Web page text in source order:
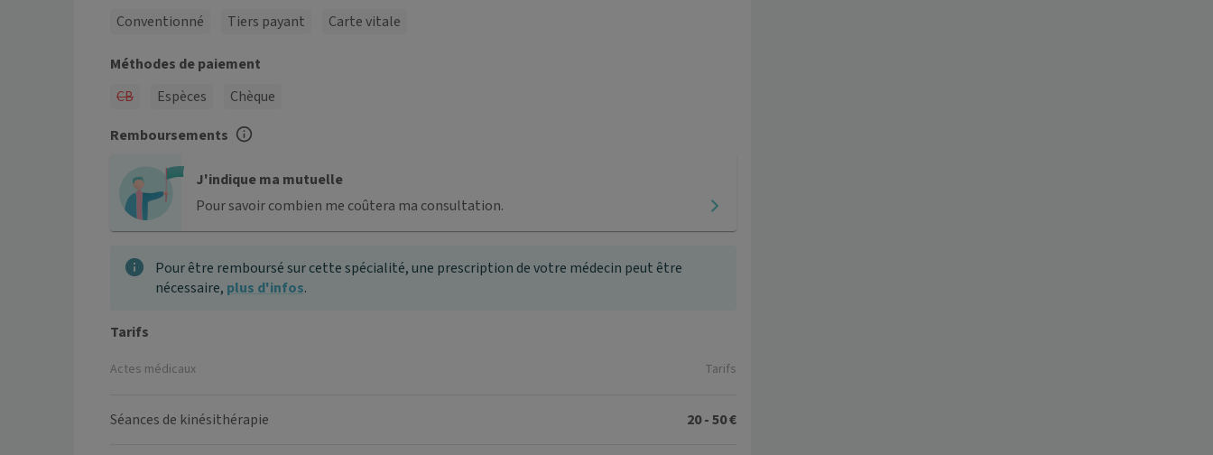
Conventionné Tiers payant Carte vitale
Méthodes de paiement
CB
Espèces
Chèque
Remboursements
J'indique ma mutuelle
Pour savoir combien me coûtera ma consultation.
Pour être remboursé sur cette spécialité, une prescription de votre médecin peut être
nécessaire, plus d'infos.
Tarifs
Actes médicaux Tarifs
Séances de kinésithérapie 20 - 50 €